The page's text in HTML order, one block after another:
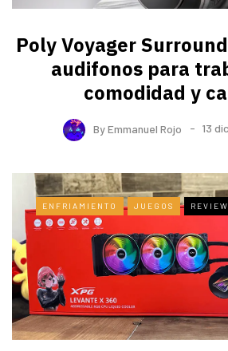
Poly Voyager
audifonos para
comodidad y
ByEmmanuel Rojo 13
ENFRIAMIENTO JUEGOS